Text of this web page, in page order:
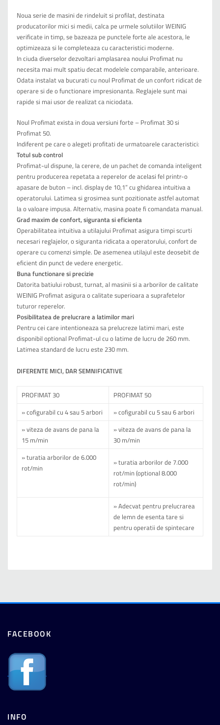
Noua serie de masini de rindeluit si profilat, destinata
producatorilor mici si medii, calca pe urmele solutiilor WEINIG
verificate in timp, se bazeaza pe punctele forte ale acestora, le
optimizeaza si le completeaza cu caracteristici moderne.
In ciuda diverselor dezvoltari amplasarea noului Profimat nu
necesita mai mult spatiu decat modelele comparabile, anterioare.
Odata instalat va bucurati cu noul Profimat de un confort ridicat de
operare si de o functionare impresionanta. Reglajele sunt mai
rapide si mai usor de realizat ca niciodata.
Noul Profimat exista in doua versiuni forte – Profimat 30 si
Profimat 50.
Indiferent pe care o alegeti profitati de urmatoarele caracteristici:
Totul sub control
Profimat-ul dispune, la cerere, de un pachet de comanda inteligent
pentru producerea repetata a reperelor de acelasi fel printr-o
apasare de buton – incl. display de 10,1” cu ghidarea intuitiva a
operatorului. Latimea si grosimea sunt pozitionate astfel automat
la o valoare impusa. Alternativ, masina poate fi comandata manual.
Grad maxim de confort, siguranta si eficienta
Operabilitatea intuitiva a utilajului Profimat asigura timpi scurti
necesari reglajelor, o siguranta ridicata a operatorului, confort de
operare cu comenzi simple. De asemenea utilajul este deosebit de
eficient din punct de vedere energetic.
Buna functionare si precizie
Datorita batiului robust, turnat, al masinii si a arborilor de calitate
WEINIG Profimat asigura o calitate superioara a suprafetelor
tuturor reperelor.
Posibilitatea de prelucrare a latimilor mari
Pentru cei care intentioneaza sa prelucreze latimi mari, este
disponibil optional Profimat-ul cu o latime de lucru de 260 mm.
Latimea standard de lucru este 230 mm.
DIFERENTE MICI, DAR SEMNIFICATIVE
PROFIMAT 30
PROFIMAT 50
» cofigurabil cu 4 sau 5 arbori
» cofigurabil cu 5 sau 6 arbori
» viteza de avans de pana la
15 m/min
» viteza de avans de pana la
30 m/min
» turatia arborilor de 6.000
rot/min
» turatia arborilor de 7.000
rot/min (optional 8.000
rot/min)
» Adecvat pentru prelucrarea
de lemn de esenta tare si
pentru operatii de spintecare
FACEBOOK
INFO